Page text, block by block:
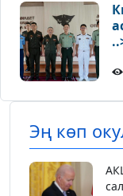
Эң көп